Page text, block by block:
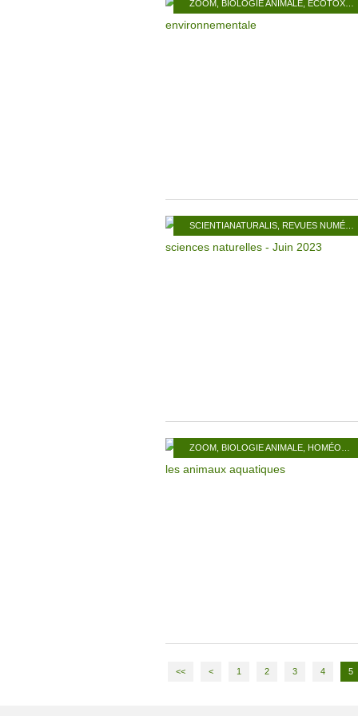
ZOOM BIOLOGIE ANIMALE ÉCOTOXICOLOGIE
SCIENTIANATURALIS REVUES NUMÉRIQUES
ZOOM BIOLOGIE ANIMALE HOMÉOSTASIE
<< < 1 2 3 4 5